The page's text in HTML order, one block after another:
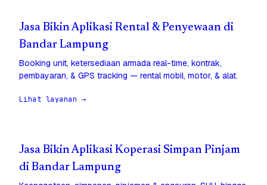
Jasa Bikin Aplikasi Rental & Penyewaan di
Bandar Lampung
Booking unit, ketersediaan armada real-time, kontrak,
pembayaran, & GPS tracking — rental mobil, motor, & alat.
Lihat layanan →
Jasa Bikin Aplikasi Koperasi Simpan Pinjam
di Bandar Lampung